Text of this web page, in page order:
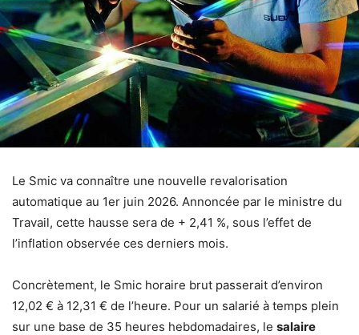
Le Smic va connaître une nouvelle revalorisation
automatique au 1er juin 2026. Annoncée par le ministre du
Travail, cette hausse sera de + 2,41 %, sous l’effet de
l’inflation observée ces derniers mois.
Concrètement, le Smic horaire brut passerait d’environ
12,02 € à 12,31 € de l’heure. Pour un salarié à temps plein
sur une base de 35 heures hebdomadaires, le salaire